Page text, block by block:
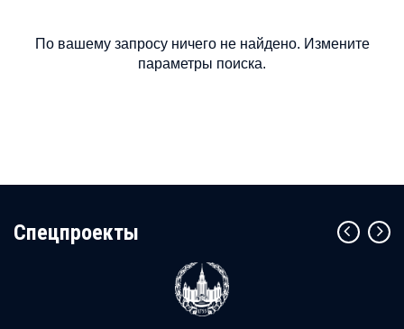
По вашему запросу ничего не найдено. Измените
параметры поиска.
Cпецпроекты